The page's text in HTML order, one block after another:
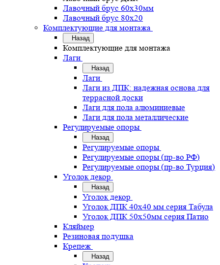
Лавочный брус 60х30мм
Лавочный брус 80х20
Комплектующие для монтажа
Назад
Комплектующие для монтажа
Лаги
Назад
Лаги
Лаги из ДПК: надежная основа для
террасной доски
Лаги для пола алюминиевые
Лаги для пола металлические
Регулируемые опоры
Назад
Регулируемые опоры
Регулируемые опоры (пр-во РФ)
Регулируемые опоры (пр-во Турция)
Уголок декор
Назад
Уголок декор
Уголок ДПК 40х40 мм серия Табула
Уголок ДПК 50х50мм серия Патио
Кляймер
Резиновая подушка
Крепеж
Назад